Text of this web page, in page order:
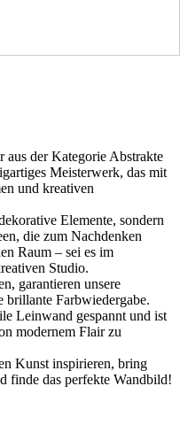
aus der Kategorie Abstrakte
Meisterwerk, das mit
und kreativen
Elemente, sondern
die zum Nachdenken
Raum – sei es im
Studio.
garantieren unsere
Farbwiedergabe.
Leinwand gespannt und ist
modernem Flair zu
Kunst inspirieren, bring
finde das perfekte Wandbild!